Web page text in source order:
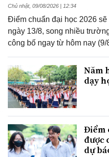
Chủ nhật, 09/08/2026 | 12:34
Điểm chuẩn đại học 2026
ngày 13/8, song nhiều
công bố ngay từ hôm nay (9/
Năm
dạy
Điểm
được
dự